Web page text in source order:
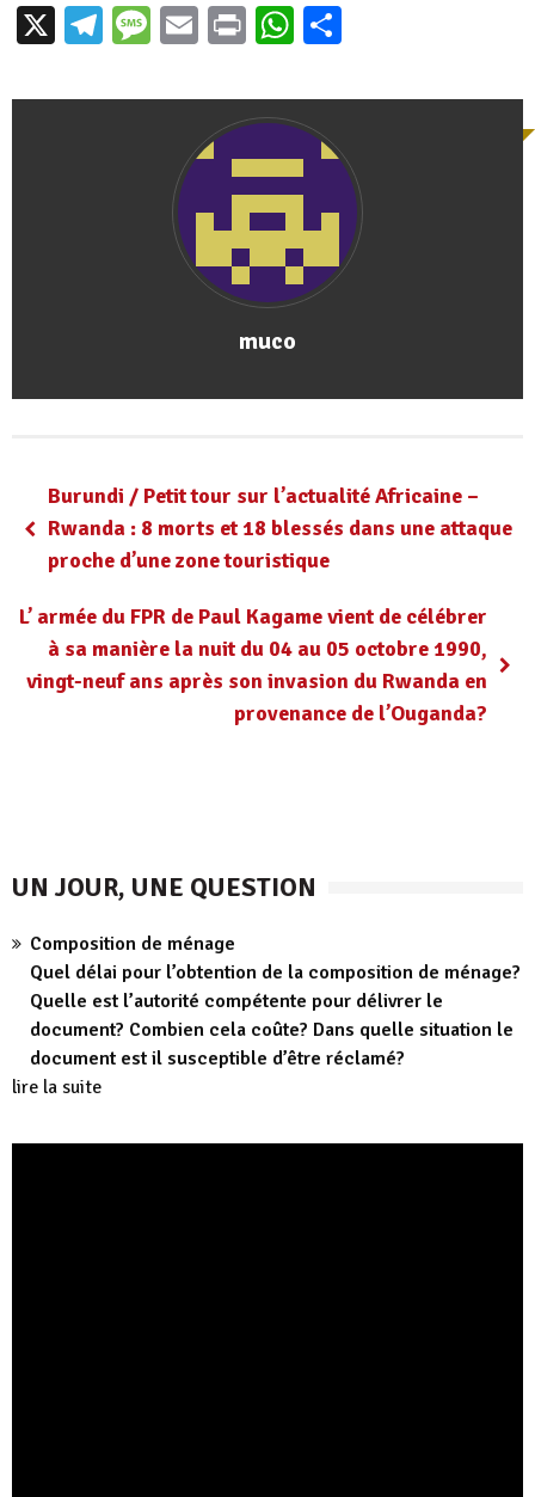
X Telegram
Message
EmailPrintWhatsApp
muco
Burundi / Petit tour sur l’actualité Africaine –
Rwanda : 8 morts et 18 blessés dans une attaque
proche d’une zone touristique
L’ armée du FPR de Paul Kagame vient de célébrer
à sa manière la nuit du 04 au 05 octobre 1990,
vingt-neuf ans après son invasion du Rwanda en
provenance de l’Ouganda?
UN JOUR, UNE QUESTION
Composition de ménage
Quel délai pour l’obtention de la composition de ménage?
Quelle est l’autorité compétente pour délivrer le
document? Combien cela coûte? Dans quelle situation le
document est il susceptible d’être réclamé?
lire la suite